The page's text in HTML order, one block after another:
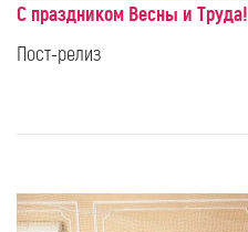
С праздником Весны и Труда!
Пост-релиз